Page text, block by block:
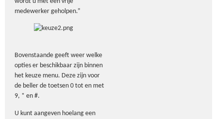
medewerker geholpen.”
Bovenstaande geeft weer welke
opties er beschikbaar zijn binnen
het keuze menu. Deze zijn voor
de beller de toetsen 0 tot en met
9, * en #.
U kunt aangeven hoelang een